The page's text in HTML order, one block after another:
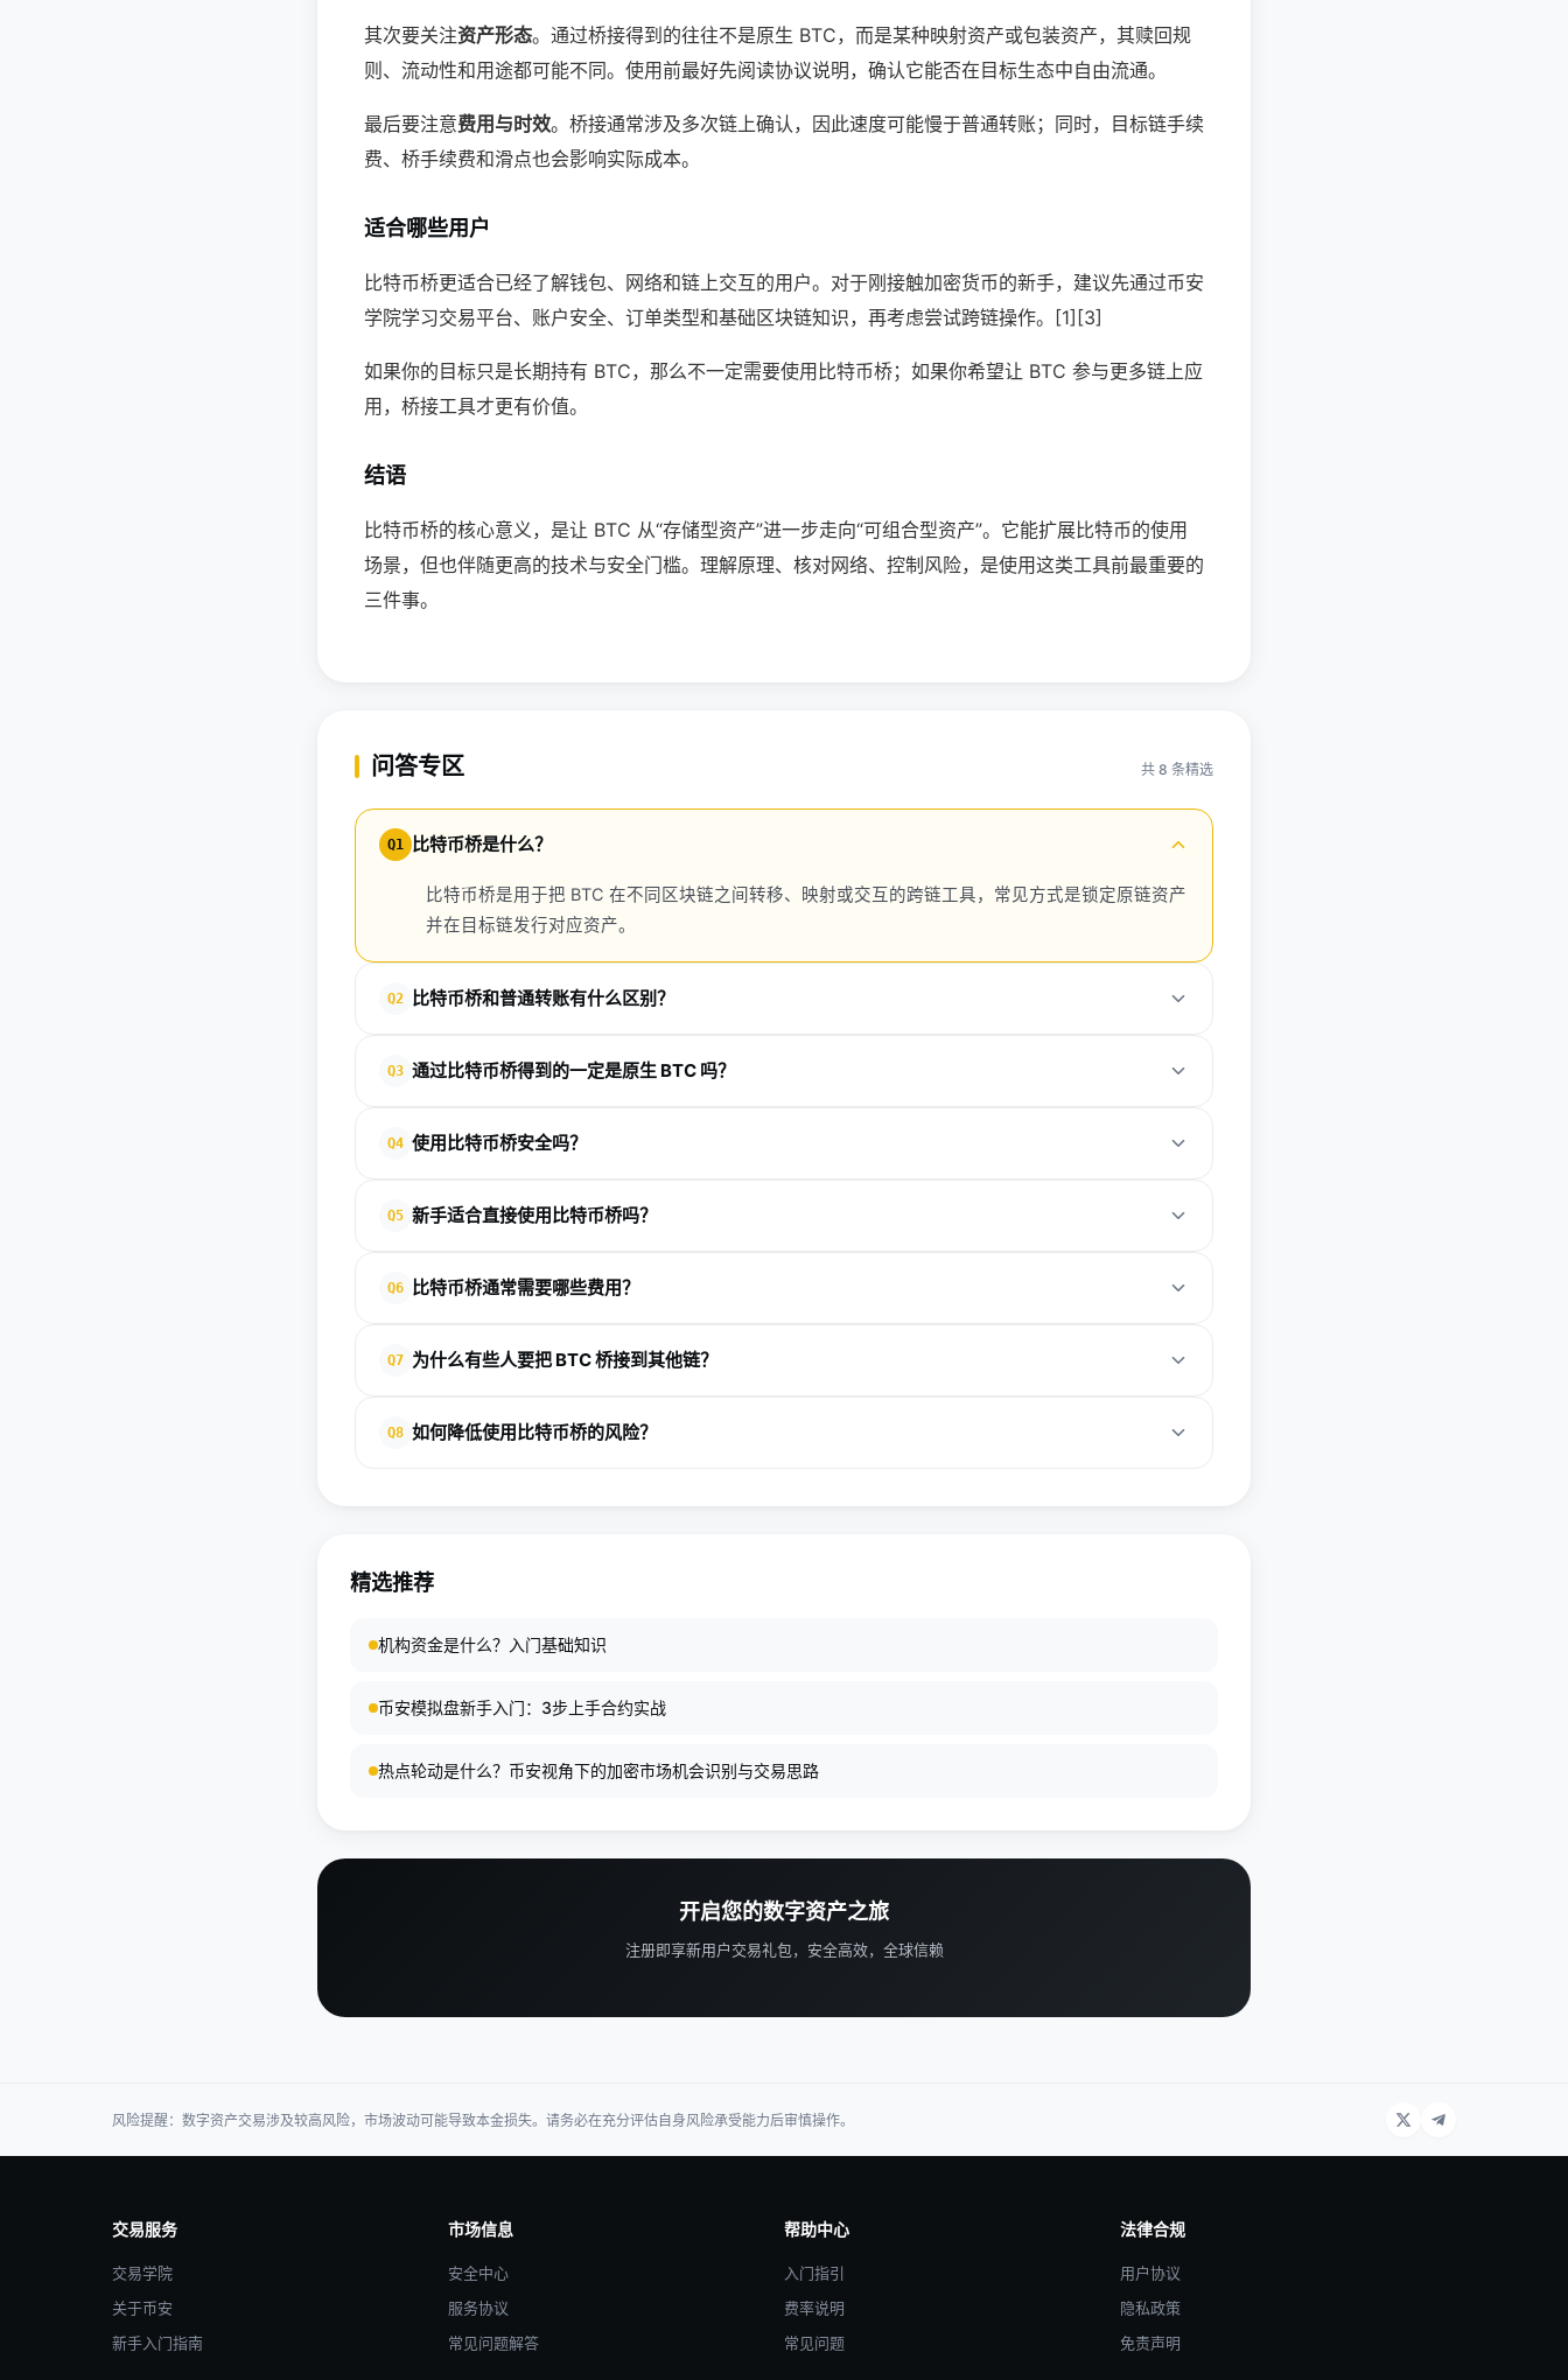
其次要关注资产形态。通过桥接得到的往往不是原生 BTC，而是某种映射资产或包装资产，其赎回规
则、流动性和用途都可能不同。使用前最好先阅读协议说明，确认它能否在目标生态中自由流通。
最后要注意费用与时效。桥接通常涉及多次链上确认，因此速度可能慢于普通转账；同时，目标链手续
费、桥手续费和滑点也会影响实际成本。
适合哪些用户
比特币桥更适合已经了解钱包、网络和链上交互的用户。对于刚接触加密货币的新手，建议先通过币安
学院学习交易平台、账户安全、订单类型和基础区块链知识，再考虑尝试跨链操作。[1][3]
如果你的目标只是长期持有 BTC，那么不一定需要使用比特币桥；如果你希望让 BTC 参与更多链上应
用，桥接工具才更有价值。
结语
比特币桥的核心意义，是让 BTC 从“存储型资产”进一步走向“可组合型资产”。它能扩展比特币的使用
场景，但也伴随更高的技术与安全门槛。理解原理、核对网络、控制风险，是使用这类工具前最重要的
三件事。
问答专区 共 8 条精选
Q1 比特币桥是什么？
比特币桥是用于把 BTC 在不同区块链之间转移、映射或交互的跨链工具，常见方式是锁定原链资产
并在目标链发行对应资产。
Q2 比特币桥和普通转账有什么区别？
费和安全风险。
Q3 通过比特币桥得到的一定是原生 BTC 吗？
Q4 使用比特币桥安全吗？
合约地址。
Q5 新手适合直接使用比特币桥吗？
Q6 比特币桥通常需要哪些费用？
Q7 为什么有些人要把 BTC 桥接到其他链？
Q8 如何降低使用比特币桥的风险？
精选推荐
机构资金是什么？入门基础知识
币安模拟盘新手入门：3步上手合约实战
热点轮动是什么？币安视角下的加密市场机会识别与交易思路
开启您的数字资产之旅
注册即享新用户交易礼包，安全高效，全球信赖
风险提醒：数字资产交易涉及较高风险，市场波动可能导致本金损失。请务必在充分评估自身风险承受能力后审慎操作。
交易服务
交易学院
关于币安
新手入门指南
市场信息
安全中心
服务协议
常见问题解答
帮助中心
入门指引
费率说明
常见问题
法律合规
用户协议
隐私政策
免责声明